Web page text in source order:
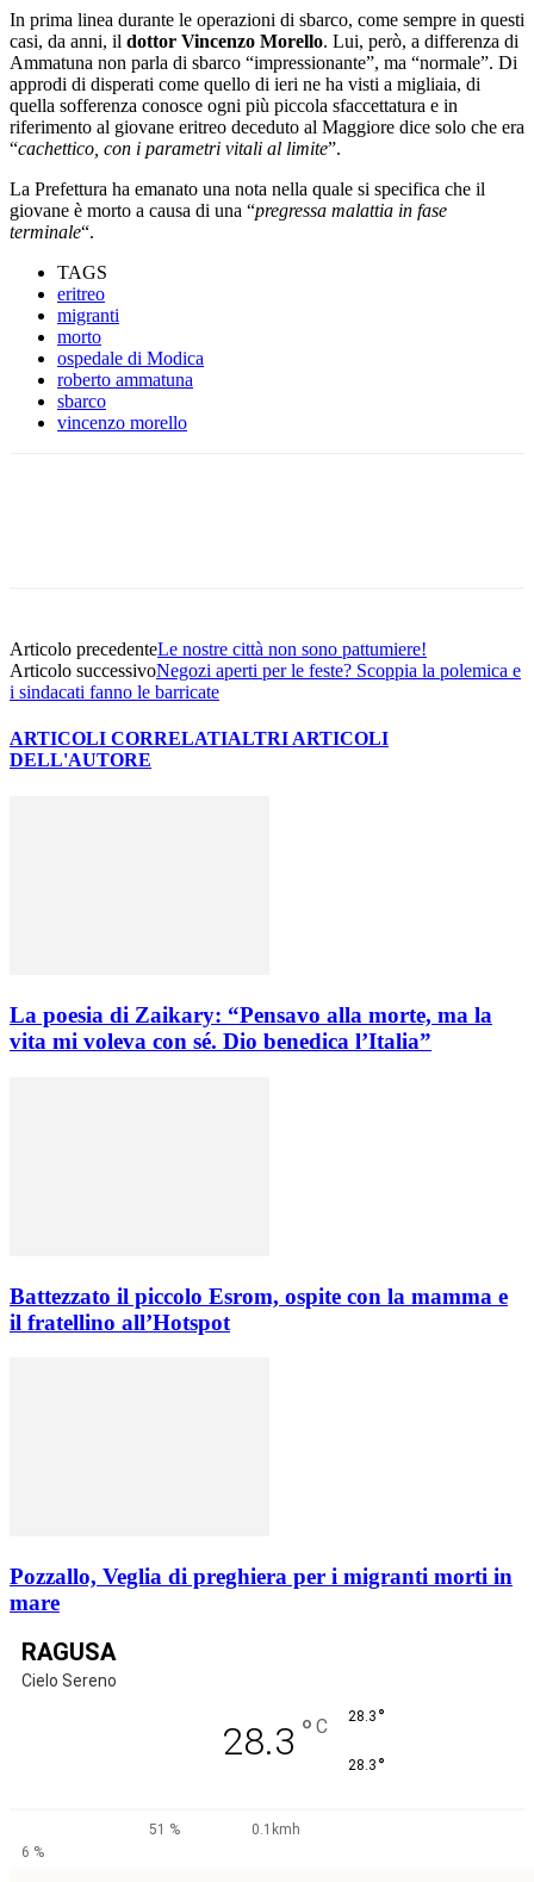
In prima linea durante le operazioni di sbarco, come sempre in questi
casi, da anni, il dottor Vincenzo Morello. Lui, però, a differenza di
Ammatuna non parla di sbarco “impressionante”, ma “normale”. Di
approdi di disperati come quello di ieri ne ha visti a migliaia, di
quella sofferenza conosce ogni più piccola sfaccettatura e in
riferimento al giovane eritreo deceduto al Maggiore dice solo che era
“cachettico, con i parametri vitali al limite”.
La Prefettura ha emanato una nota nella quale si specifica che il
giovane è morto a causa di una “pregressa malattia in fase
terminale“.
TAGS
eritreo
migranti
morto
ospedale di Modica
roberto ammatuna
sbarco
vincenzo morello
Articolo precedenteLe nostre città non sono pattumiere!
Articolo successivoNegozi aperti per le feste? Scoppia la polemica e
i sindacati fanno le barricate
ARTICOLI CORRELATIALTRI ARTICOLI
DELL'AUTORE
La poesia di Zaikary: “Pensavo alla morte, ma la
vita mi voleva con sé. Dio benedica l’Italia”
Battezzato il piccolo Esrom, ospite con la mamma e
il fratellino all’Hotspot
Pozzallo, Veglia di preghiera per i migranti morti in
mare
RAGUSA
Cielo Sereno
28.3 ° C 28.3 °
28.3 °
51 %
0.1kmh
6 %